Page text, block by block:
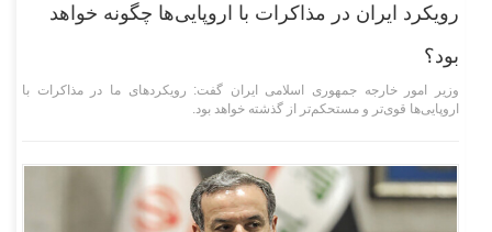
رویکرد ایران در مذاکرات با اروپایی‌ها چگونه خواهد
بود؟
وزیر امور خارجه جمهوری اسلامی ایران گفت: رویکرد‌های ما در مذاکرات با
اروپایی‌ها قوی‌تر و مستحکم‌تر از گذشته خواهد بود.